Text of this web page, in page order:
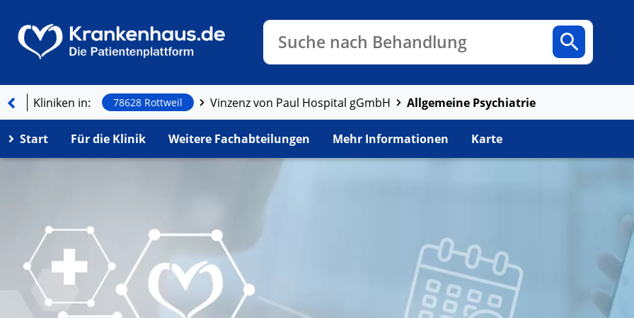
Suche nach Behandlung
Kliniken in: 78628 Rottweil Vinzenz von Paul Hospital gGmbH Allgemeine Psychiatrie
Start Für die Klinik Weitere Fachabteilungen Mehr Informationen Karte